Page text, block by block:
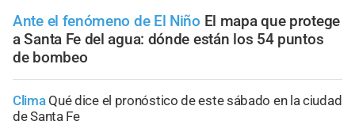
Ante el fenómeno de El Niño El mapa que protege
a Santa Fe del agua: dónde están los 54 puntos
de bombeo
Clima Qué dice el pronóstico de este sábado en la ciudad
de Santa Fe